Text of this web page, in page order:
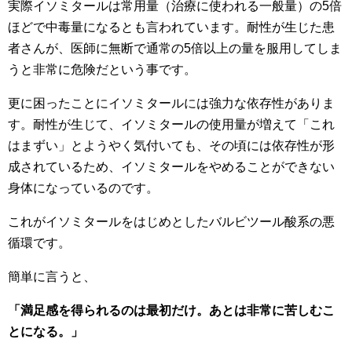
実際イソミタールは常用量（治療に使われる一般量）の5倍
ほどで中毒量になるとも言われています。耐性が生じた患
者さんが、医師に無断で通常の5倍以上の量を服用してしま
うと非常に危険だという事です。
更に困ったことにイソミタールには強力な依存性がありま
す。耐性が生じて、イソミタールの使用量が増えて「これ
はまずい」とようやく気付いても、その頃には依存性が形
成されているため、イソミタールをやめることができない
身体になっているのです。
これがイソミタールをはじめとしたバルビツール酸系の悪
循環です。
簡単に言うと、
「満足感を得られるのは最初だけ。あとは非常に苦しむこ
とになる。」